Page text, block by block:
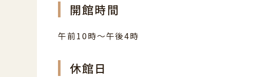
開館時間
午前10時～午後4時
休館日